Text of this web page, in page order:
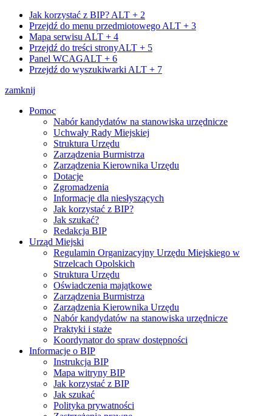
Jak korzystać z BIP? ALT + 2
Przejdź do menu przedmiotowego ALT + 3
Mapa serwisu ALT + 4
Przejdź do treści stronyALT + 5
Panel WCAGALT + 6
Przejdź do wyszukiwarki ALT + 7
zamknij
Pomoc
Nabór kandydatów na stanowiska urzędnicze
Uchwały Rady Miejskiej
Struktura Urzędu
Zarządzenia Burmistrza
Zarządzenia Kierownika Urzędu
Dotacje
Zgromadzenia
Informacje dla niesłyszących
Jak korzystać z BIP?
Jak szukać?
Redakcja BIP
Urząd Miejski
Regulamin Organizacyjny Urzędu Miejskiego w
Strzelcach Opolskich
Struktura Urzędu
Oświadczenia majątkowe
Zarządzenia Burmistrza
Zarządzenia Kierownika Urzędu
Nabór kandydatów na stanowiska urzędnicze
Praktyki i staże
Koordynator do spraw dostępności
Informacje o BIP
Instrukcja BIP
Mapa witryny BIP
Jak korzystać z BIP
Jak szukać
Polityka prywatności